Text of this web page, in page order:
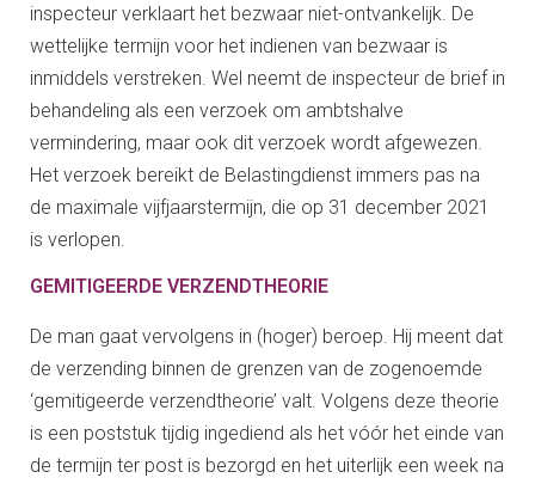
inspecteur verklaart het bezwaar niet-ontvankelijk. De
wettelijke termijn voor het indienen van bezwaar is
inmiddels verstreken. Wel neemt de inspecteur de brief in
behandeling als een verzoek om ambtshalve
vermindering, maar ook dit verzoek wordt afgewezen.
Het verzoek bereikt de Belastingdienst immers pas na
de maximale vijfjaarstermijn, die op 31 december 2021
is verlopen.
GEMITIGEERDE VERZENDTHEORIE
De man gaat vervolgens in (hoger) beroep. Hij meent dat
de verzending binnen de grenzen van de zogenoemde
‘gemitigeerde verzendtheorie’ valt. Volgens deze theorie
is een poststuk tijdig ingediend als het vóór het einde van
de termijn ter post is bezorgd en het uiterlijk een week na